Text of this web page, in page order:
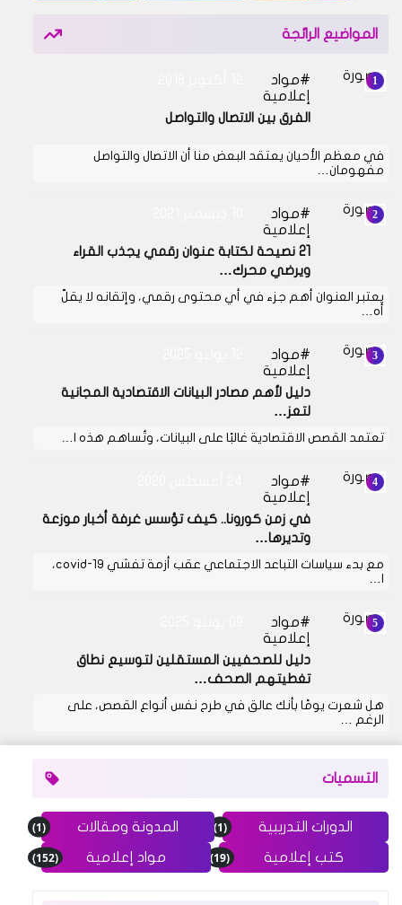
المواضيع الرائجة
مواد
إعلامية
الفرق بين الاتصال والتواصل
في معظم الأحيان يعتقد البعض منا أن الاتصال والتواصل
مفهومان…
مواد
إعلامية
21 نصيحة لكتابة عنوان رقمي يجذب القراء
ويرضي محرك…
يعتبر العنوان أهم جزء في أي محتوى رقمي، وإتقانه لا يقلّ
أه…
مواد
إعلامية
دليل لأهم مصادر البيانات الاقتصادية المجانية
لتعز…
تعتمد القصص الاقتصادية غالبًا على البيانات، وتُساهم هذه ا…
مواد
إعلامية
في زمن كورونا.. كيف تؤسس غرفة أخبار موزعة
وتديرها…
مع بدء سياسات التباعد الاجتماعي عقب أزمة تفشي covid-19،
ا…
مواد
إعلامية
دليل للصحفيين المستقلين لتوسيع نطاق
تغطيتهم الصحف…
هل شعرت يومًا بأنك عالق في طرح نفس أنواع القصص، على
الرغم …
التسميات
الدورات التدريبية (1) المدونة ومقالات (1)
كتب إعلامية (19) مواد إعلامية (152)